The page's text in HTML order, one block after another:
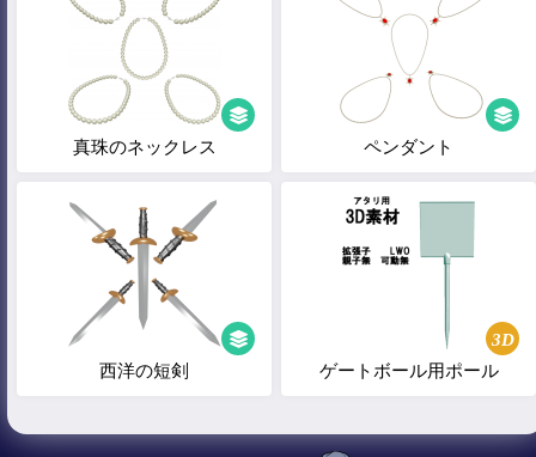
真珠のネックレス ペンダント
西洋の短剣
3D
ゲートボール用ポール